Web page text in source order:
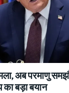
अब परमाणु
का बड़ा बयान